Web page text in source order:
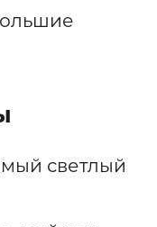
светлый